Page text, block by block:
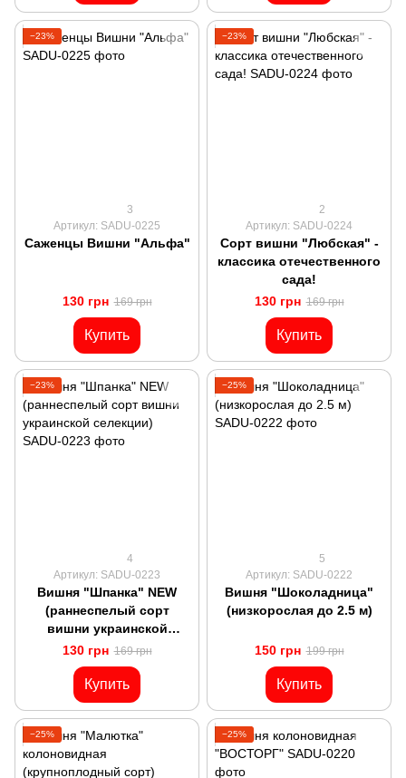
−23%
3
Артикул: SADU-0225
Саженцы Вишни "Альфа"
130 грн 169 грн
Купить
−23%
2
Артикул: SADU-0224
Сорт вишни "Любская" -
классика отечественного
сада!
130 грн 169 грн
Купить
−23%
4
Артикул: SADU-0223
Вишня "Шпанка" NEW
(раннеспелый сорт
вишни украинской
селекции)
130 грн 169 грн
Купить
−25%
5
Артикул: SADU-0222
Вишня "Шоколадница"
(низкорослая до 2.5 м)
150 грн 199 грн
Купить
−25% −25%